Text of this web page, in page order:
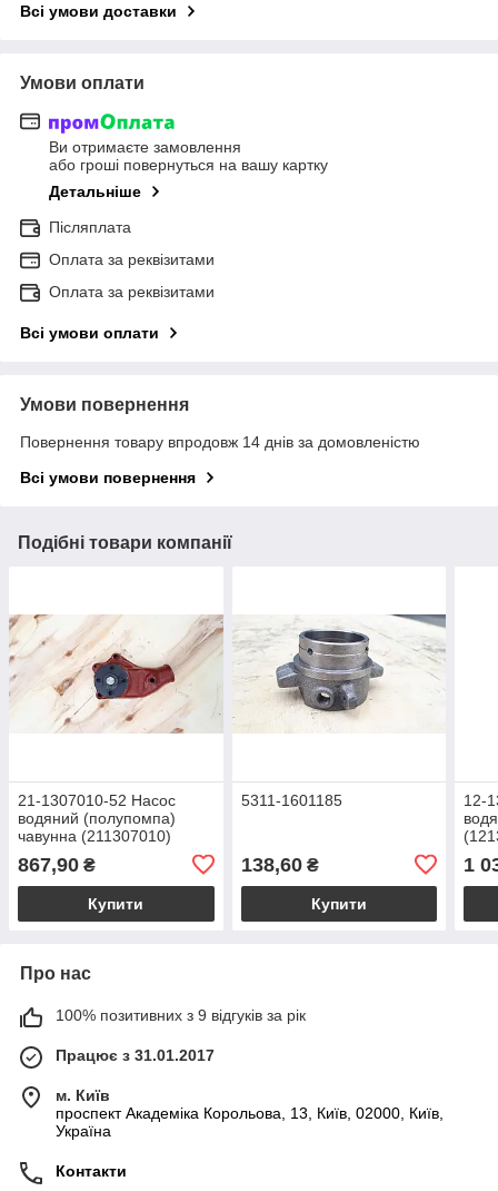
Всі умови доставки
Умови оплати
Ви отримаєте замовлення
або гроші повернуться на вашу картку
Детальніше
Післяплата
Оплата за реквізитами
Оплата за реквізитами
Всі умови оплати
Умови повернення
Повернення товару впродовж 14 днів за домовленістю
Всі умови повернення
Подібні товари компанії
21-1307010-52 Насос
водяний (полупомпа)
чавунна (211307010)
867,90 ₴
Купити
5311-1601185
138,60₴
Купити
12-
1
Про нас
100% позитивних з 9 відгуків за рік
Працює з 31.01.2017
м. Київ
проспект Академіка Корольова, 13, Київ, 02000, Київ,
Україна
Контакти